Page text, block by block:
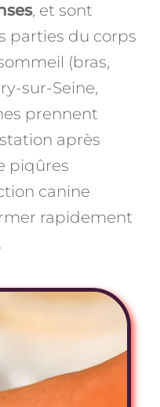
, et sont
parties du corps
(bras,
sur-Seine,
prennent
après
piqûres
canine
rapidement